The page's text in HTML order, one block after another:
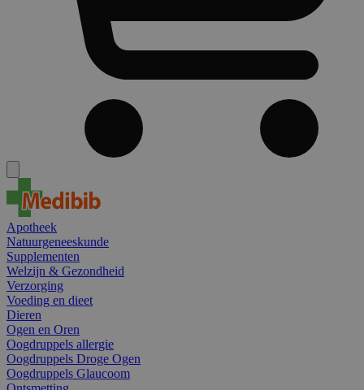
Apotheek
Natuurgeneeskunde
Supplementen
Welzijn & Gezondheid
Verzorging
Voeding en dieet
Dieren
Ogen en Oren
Oogdruppels allergie
Oogdruppels Droge Ogen
Oogdruppels Glaucoom